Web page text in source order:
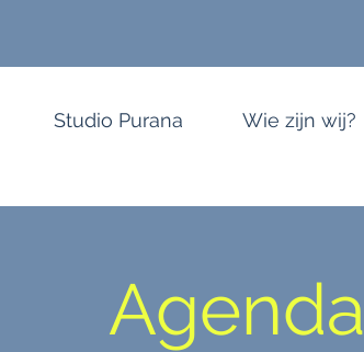
Studio Purana Wie zijn wij?
Agenda